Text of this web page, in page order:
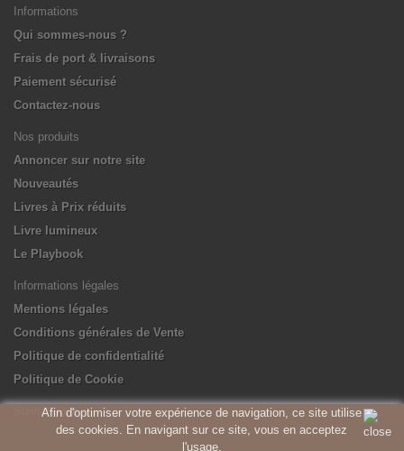
Afin d'optimiser votre expérience de navigation, ce site utilise
des cookies. En navigant sur ce site, vous en acceptez
l'usage.
Informations
Qui sommes-nous ?
Frais de port & livraisons
Paiement sécurisé
Contactez-nous
Nos produits
Annoncer sur notre site
Nouveautés
Livres à Prix réduits
Livre lumineux
Le Playbook
Informations légales
Mentions légales
Conditions générales de Vente
Politique de confidentialité
Politique de Cookie
Suivez-nous